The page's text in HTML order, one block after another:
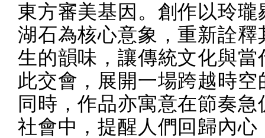
東方審美基因。創作以玲瓏
湖石為核心意象，重新詮釋
生的韻味，讓傳統文化與當
此交會，展開一場跨越時空
同時，作品亦寓意在節奏急
社會中，提醒人們回歸內心